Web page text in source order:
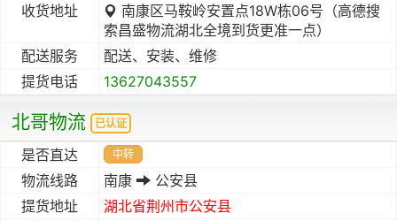
收货地址
南康区马鞍岭安置点18W栋06号（高德搜
索昌盛物流湖北全境到货更准一点）
配送服务
配送、安装、维修
提货电话
13627043557
北哥物流 已认证
是否直达 中转
物流线路 南康
公安县
提货地址
湖北省荆州市公安县